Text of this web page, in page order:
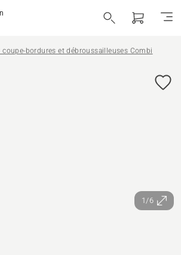
bordures et débroussailleuses Combi
1/6